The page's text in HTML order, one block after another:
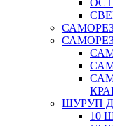
ШУРУП
10